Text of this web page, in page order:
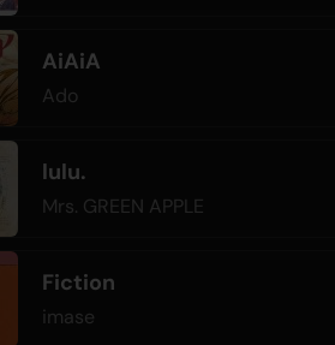
AiAiA
Ado
lulu.
Mrs. GREEN APPLE
Fiction
imase